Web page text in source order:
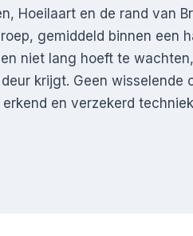
Hoeilaart en de rand van
gemiddeld binnen een
niet lang hoeft te
krijgt. Geen wisselende
en verzekerd